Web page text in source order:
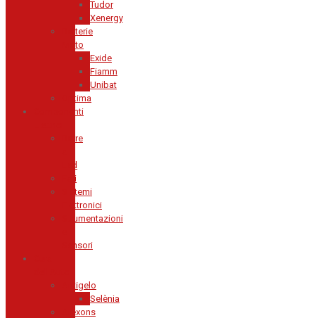
Tudor
Xenergy
Batterie
Moto
Exide
Fiamm
Unibat
Optima
Componenti
Barre
Led
Fari
Sistemi
Elettronici
Strumentazioni
Sensori
Antigelo
Selènia
Arexons